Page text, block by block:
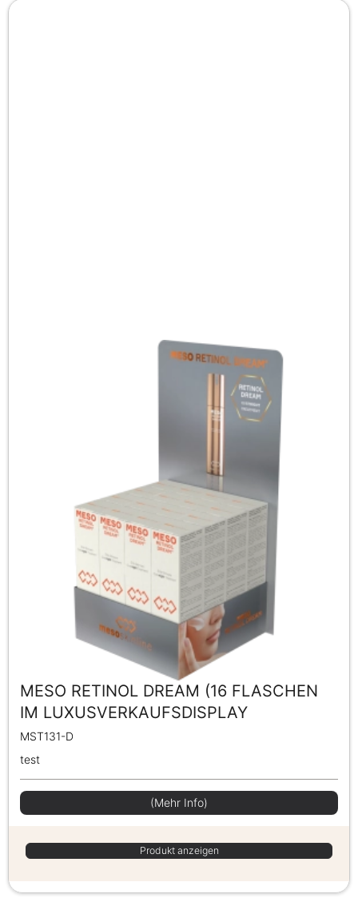
MESO RETINOL DREAM (16 FLASCHEN
IM LUXUSVERKAUFSDISPLAY
MST131-D
test
(Mehr Info)
Produkt anzeigen